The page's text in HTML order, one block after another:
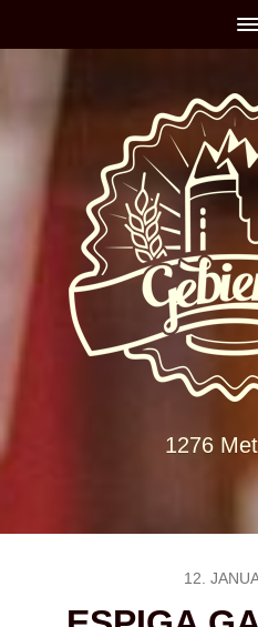
1276
12.